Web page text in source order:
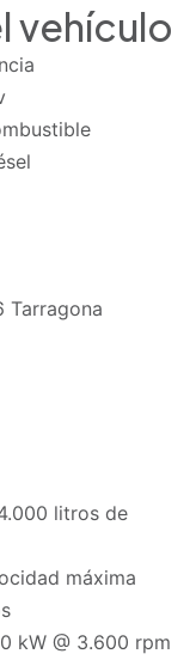
vehículo
Tarragona
litros de
máxima
kW @ 3.600 rpm